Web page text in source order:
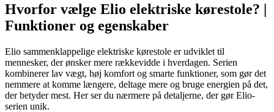
Hvorfor vælge Elio elektriske kørestole? |
Funktioner og egenskaber
Elio sammenklappelige elektriske kørestole er udviklet til
mennesker, der ønsker mere rækkevidde i hverdagen. Serien
kombinerer lav vægt, høj komfort og smarte funktioner, som gør det
nemmere at komme længere, deltage mere og bruge energien på det,
der betyder mest. Her ser du nærmere på detaljerne, der gør Elio-
serien unik.